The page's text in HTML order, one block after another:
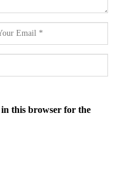
in this browser for the